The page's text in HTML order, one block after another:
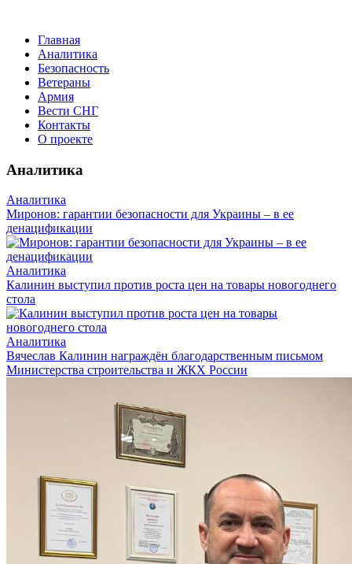
Главная
Аналитика
Безопасность
Ветераны
Армия
Вести СНГ
Контакты
О проекте
Аналитика
Аналитика
Миронов: гарантии безопасности для Украины – в ее
денацификации
Аналитика
Калинин выступил против роста цен на товары новогоднего
стола
Аналитика
Вячеслав Калинин награждён благодарственным письмом
Министерства строительства и ЖКХ России